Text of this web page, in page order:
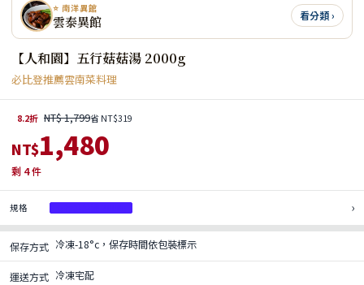
⭐ 南洋異館
雲泰異館 看分類 ›
【人和園】五行菇菇湯 2000g
必比登推薦雲南菜料理
8.2折 NT$ 1,799省 NT$319
NT$1,480
剩 4件
規格 ›
保存方式 冷凍-18°c，保存時間依包裝標示
運送方式 冷凍宅配